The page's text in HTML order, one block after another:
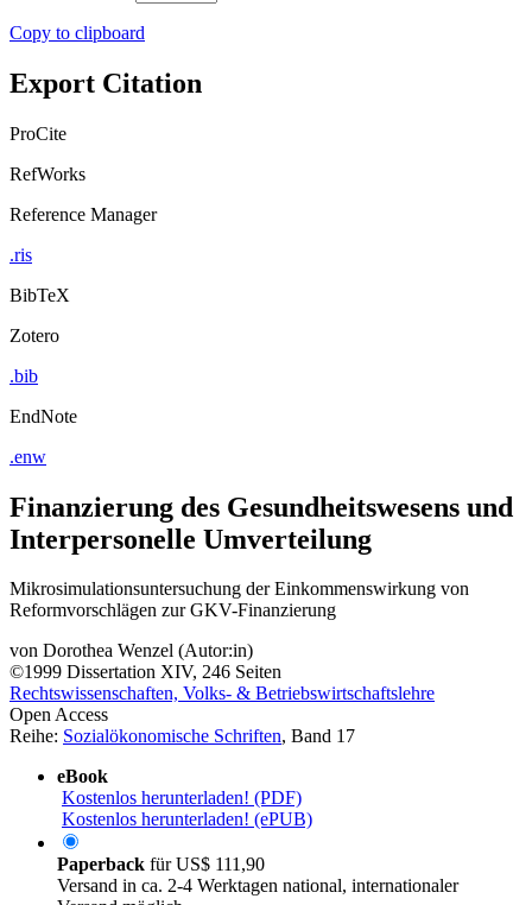
Export Citation
Finanzierung des Gesundheitswesens und
Interpersonelle Umverteilung
Mikrosimulationsuntersuchung der Einkommenswirkung von
vonDorothea Wenzel (Autor:in)
©1999 Dissertation XIV, 246 Seiten
Rechtswissenschaften, Volks- & Betriebswirtschaftslehre
Open Access
eBook
Kostenlos herunterladen! (PDF)
Kostenlos herunterladen! (ePUB)
PaperbackfürUS$ 111,90